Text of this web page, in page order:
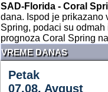
SAD-Florida - Coral
dana. Ispod je prikazano
Spring, podaci su
prognoza Coral Spring
VREME DANAS
Petak
07.08. Avgust